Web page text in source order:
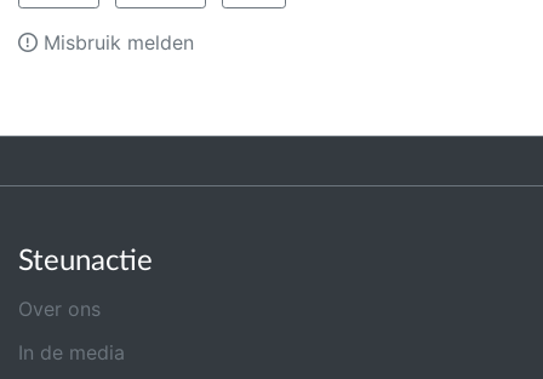
Misbruik melden
Steunactie
Over ons
In de media